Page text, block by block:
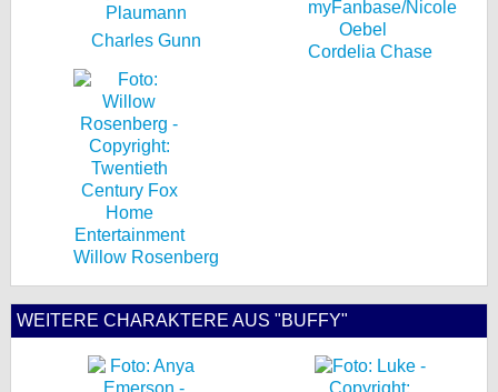
Charles Gunn
Cordelia Chase
Willow Rosenberg
WEITERE CHARAKTERE AUS "BUFFY"